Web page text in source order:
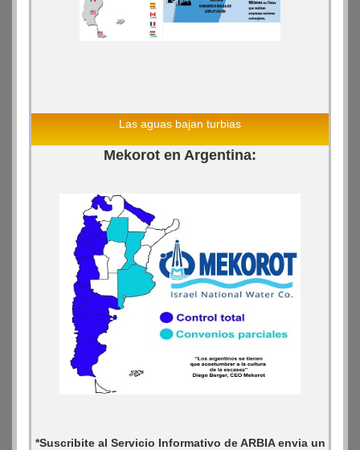
Las aguas bajan turbias
Mekorot en Argentina:
*Suscribite al Servicio Informativo de ARBIA envia un